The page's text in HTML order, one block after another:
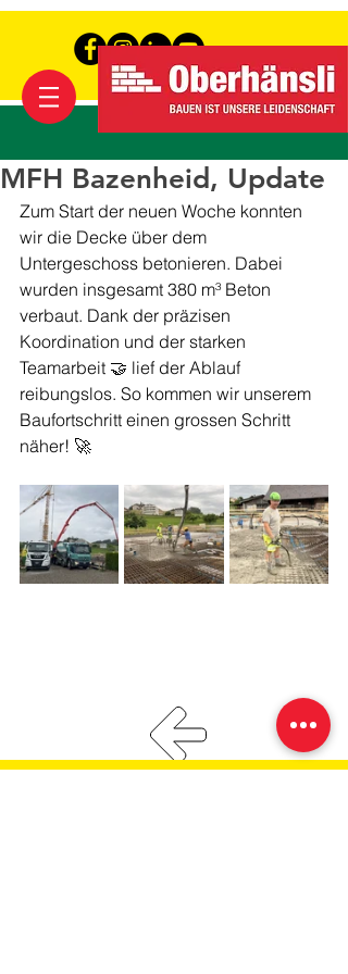
MFH Bazenheid, Update
Zum Start der neuen Woche konnten
wir die Decke über dem
Untergeschoss betonieren. Dabei
wurden insgesamt 380 m³ Beton
verbaut. Dank der präzisen
Koordination und der starken
Teamarbeit 🤝 lief der Ablauf
reibungslos. So kommen wir unserem
Baufortschritt einen grossen Schritt
näher! 🚀